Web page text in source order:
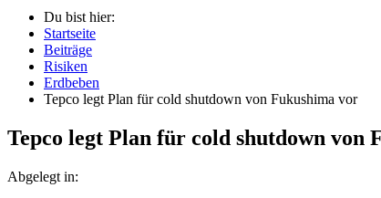
Du bist hier:
Startseite
Beiträge
Risiken
Erdbeben
Tepco legt Plan für cold shutdown von Fukushima vor
Tepco legt Plan für cold shutdown von
Abgelegt in: